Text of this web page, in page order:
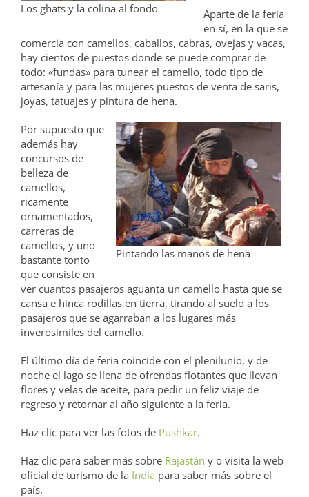
Los ghats y la colina al fondo
Aparte de la feria
en sí, en la que se
comercia con camellos, caballos, cabras, ovejas y vacas,
hay cientos de puestos donde se puede comprar de
todo: «fundas» para tunear el camello, todo tipo de
artesanía y para las mujeres puestos de venta de saris,
joyas, tatuajes y pintura de hena.
Pintando las manos de hena
Por supuesto que
además hay
concursos de
belleza de
camellos,
ricamente
ornamentados,
carreras de
camellos, y uno
bastante tonto
que consiste en
ver cuantos pasajeros aguanta un camello hasta que se
cansa e hinca rodillas en tierra, tirando al suelo a los
pasajeros que se agarraban a los lugares más
inverosímiles del camello.
El último día de feria coincide con el plenilunio, y de
noche el lago se llena de ofrendas flotantes que llevan
flores y velas de aceite, para pedir un feliz viaje de
regreso y retornar al año siguiente a la feria.
Haz clic para ver las fotos de Pushkar.
Haz clic para saber más sobre Rajastán y o visita la web
oficial de turismo de la India para saber más sobre el
país.